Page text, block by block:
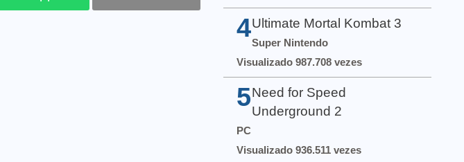
4 Ultimate Mortal Kombat 3
Super Nintendo
Visualizado 987.708 vezes
5 Need for Speed
Underground 2
PC
Visualizado 936.511 vezes